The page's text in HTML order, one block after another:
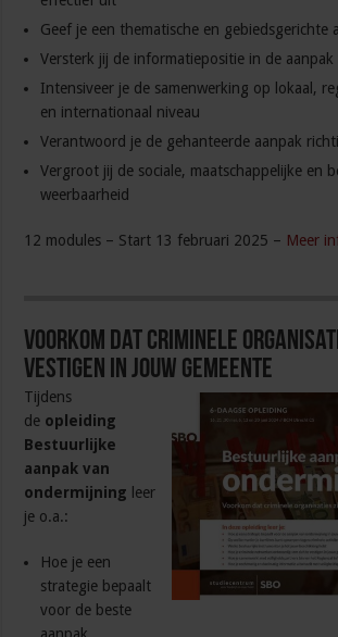
Geef je een thematische en gebiedsgerichte
Versterk jij de informatiepositie in de
Intensiveer je de samenwerking op lokaal,
en internationaal niveau
Verantwoord je de gehanteerde aanpak
Vergroot jij de sociale, maatschappelijke en
weerbaarheid
12 modules – Start 13 februari 2025 – Meer
Voorkom dat criminele
vestigen in jouw gemeente
Tijdens
de opleiding
Bestuurlijke
aanpak van
ondermijning leer
je o.a.:
Hoe je een
strategie bepaalt
voor de beste